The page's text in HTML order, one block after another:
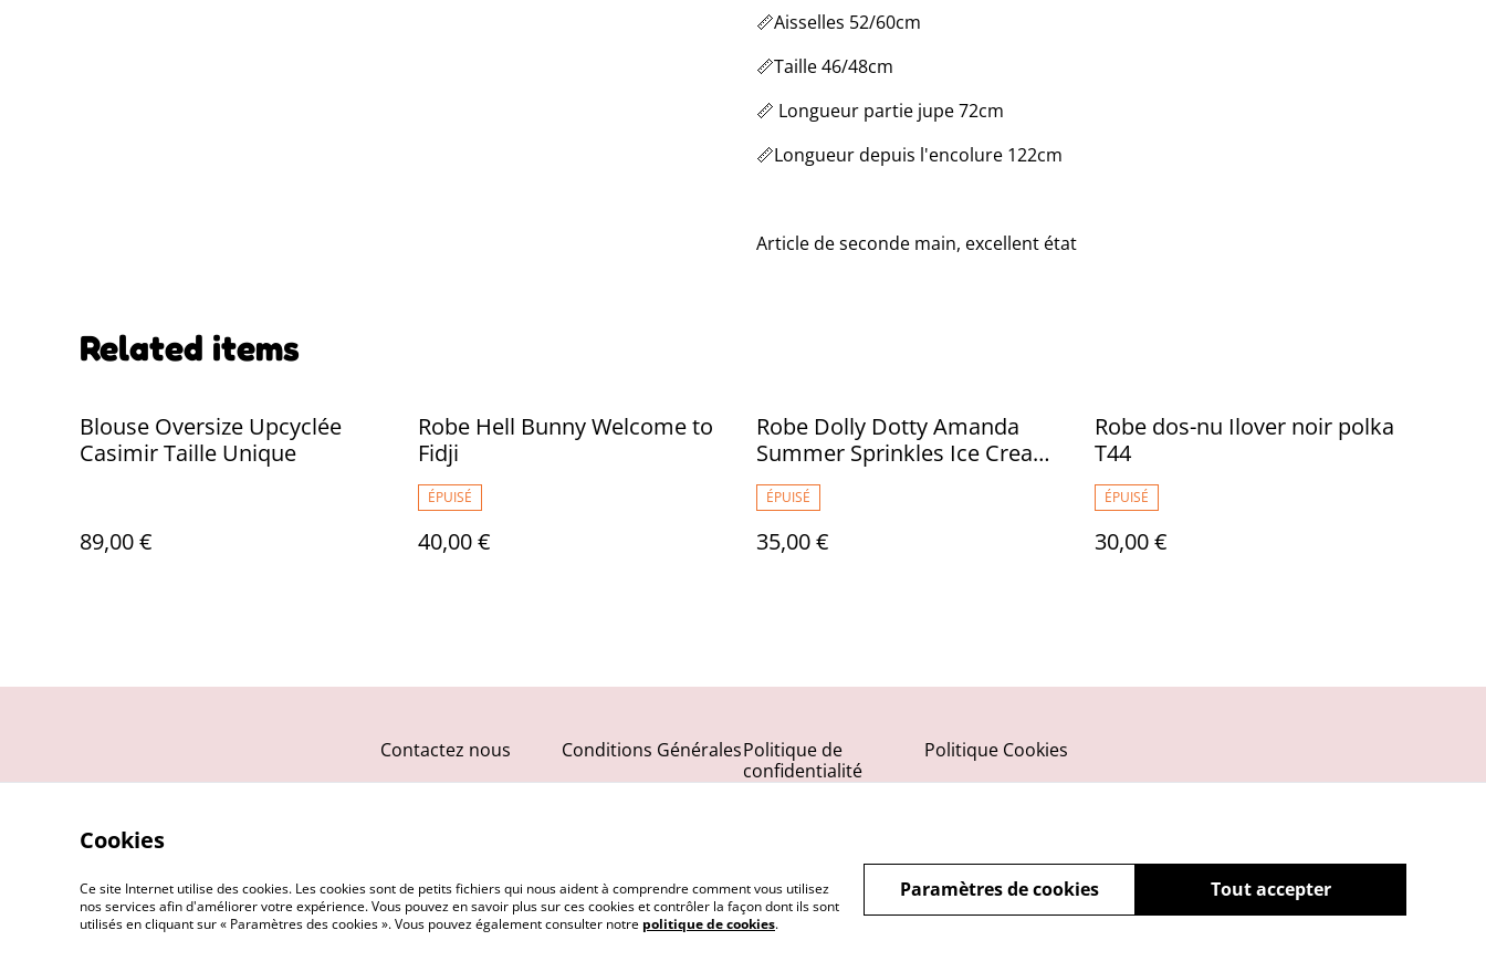
📏Aisselles 52/60cm
📏Taille 46/48cm
📏 Longueur partie jupe 72cm
📏Longueur depuis l'encolure 122cm
Article de seconde main, excellent état
Related items
Blouse Oversize Upcyclée
Casimir Taille Unique
89,00 €
Robe Hell Bunny Welcome to
Fidji
ÉPUISÉ
40,00 €
Robe Dolly Dotty Amanda
Summer Sprinkles Ice Cream
Cone Swing T48/50
ÉPUISÉ
35,00 €
Robe dos-nu Ilover noir polka
T44
ÉPUISÉ
30,00 €
Contactez nous Conditions GénéralesPolitique de
confidentialité
Politique Cookies
©2026 Le Repaire des Pin-up
Cookies
Ce site Internet utilise des cookies. Les cookies sont de petits fichiers qui nous aident à comprendre comment vous utilisez
nos services afin d'améliorer votre expérience. Vous pouvez en savoir plus sur ces cookies et contrôler la façon dont ils sont
utilisés en cliquant sur « Paramètres des cookies ». Vous pouvez également consulter notre politique de cookies.
Tout accepter
Paramètres de cookies